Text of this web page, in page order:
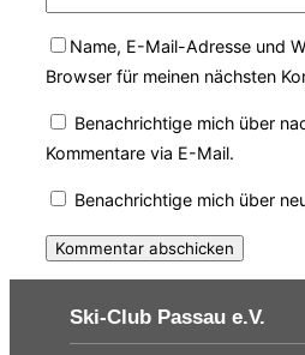
Name, E-Mail-Adresse und
Browser für meinen nächsten
Benachrichtige mich über
Kommentare via E-Mail.
Benachrichtige mich über
Ski-Club Passau e.V.